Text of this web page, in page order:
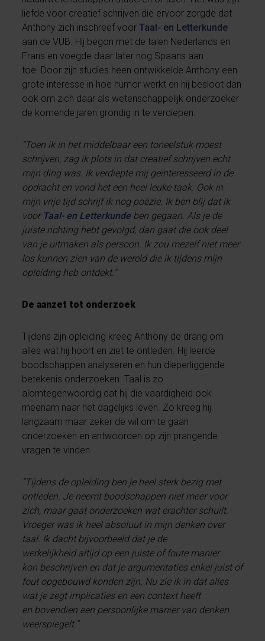
liefde voor creatief schrijven die ervoor zorgde dat
Anthony zich inschreef voorTaal- en Letterkunde
aan de VUB. Hij begon met de talen Nederlands en
Frans en voegde daar later nog Spaans aan
toe. Door zijn studies heen ontwikkelde Anthony een
grote interesse in hoe humor werkt en hij besloot dan
ook om zich daar als wetenschappelijk onderzoeker
de komende jaren grondig in te verdiepen.
“Toen ik in het middelbaar een toneelstuk moest
schrijven, zag ik plots in dat creatief schrijven echt
mijn ding was. Ik verdiepte mij geïnteresseerd in de
opdracht en vond het een heel leuke taak. Ook in
mijn vrije tijd schrijf ik nog poëzie. Ik ben blij dat ik
voor Taal- en Letterkunde ben gegaan. Als je de
juiste richting hebt gevolgd, dan gaat die ook deel
van je uitmaken als persoon. Ik zou mezelf niet meer
los kunnen zien van de wereld die ik tijdens mijn
opleiding heb ontdekt.”
De aanzet tot onderzoek
Tijdens zijn opleiding kreeg Anthony de drang om
alles wat hij hoort en ziet te ontleden. Hij leerde
boodschappen analyseren en hun dieperliggende
betekenis onderzoeken. Taal is zo
alomtegenwoordig dat hij die vaardigheid ook
meenam naar het dagelijks leven. Zo kreeg hij
langzaam maar zeker de wil om te gaan
onderzoeken en antwoorden op zijn prangende
vragen te vinden.
“Tijdens de opleiding ben je heel sterk bezig met
ontleden. Je neemt boodschappen niet meer voor
zich, maar gaat onderzoeken wat erachter schuilt.
Vroeger was ik heel absoluut in mijn denken over
taal. Ik dacht bijvoorbeeld dat je de
werkelijkheid altijd op een juiste of foute manier
kon beschrijven en dat je argumentaties enkel juist of
fout opgebouwd konden zijn. Nu zie ik in dat alles
wat je zegt implicaties en een context heeft
en bovendien een persoonlijke manier van denken
weerspiegelt.”